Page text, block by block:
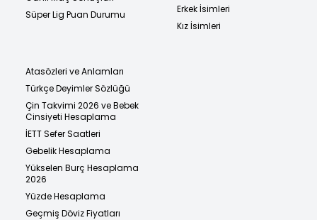
Süper Lig Puan Durumu
Erkek İsimleri
Kız İsimleri
Atasözleri ve Anlamları
Türkçe Deyimler Sözlüğü
Çin Takvimi 2026 ve Bebek
Cinsiyeti Hesaplama
İETT Sefer Saatleri
Gebelik Hesaplama
Yükselen Burç Hesaplama
2026
Yüzde Hesaplama
Geçmiş Döviz Fiyatları